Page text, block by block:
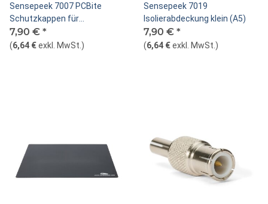
Sensepeek 7007 PCBite
Schutzkappen für
Tastspitzen
7,90 € *
(6,64 €exkl. MwSt. )
Sensepeek 7019
Isolierabdeckung klein (A5)
7,90 € *
(6,64 €exkl. MwSt. )